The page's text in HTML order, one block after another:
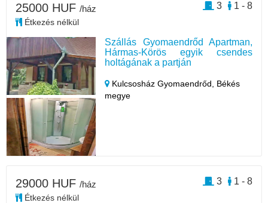
Szállás Gyomaendrőd Apartman,
Hármas-Körös egyik csendes
holtágának a partján
Kulcsosház Gyomaendrőd, Békés
megye
25000 HUF /ház
Étkezés nélkül
1 - 8
3
29000 HUF /ház
Étkezés nélkül
1 - 8
3